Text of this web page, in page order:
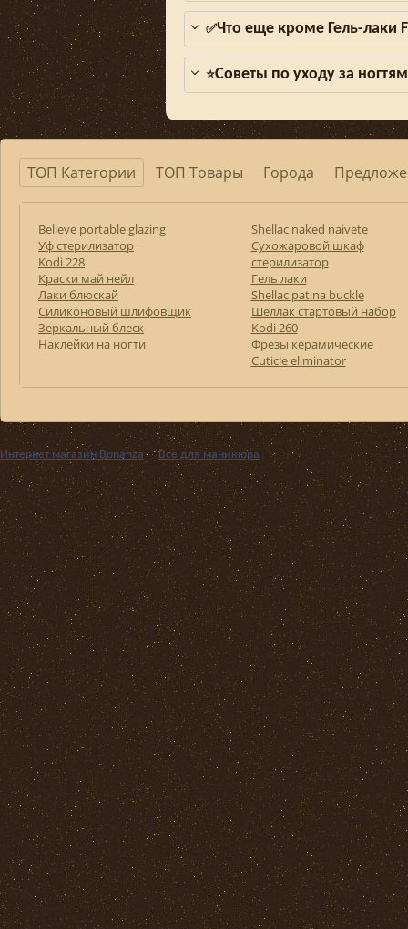
✅Что еще кроме Гель-лаки
⭐Советы по уходу за
ТОП Категории ТОП Товары Города
Believe portable glazing
Уф стерилизатор
Kodi 228
Краски май нейл
Лаки блюскай
Силиконовый шлифовщик
Зеркальный блеск
Наклейки на ногти
Shellac naked naivete
Сухожаровой шкаф
стерилизатор
Гель лаки
Shellac patina buckle
Шеллак стартовый набор
Kodi 260
Фрезы керамические
Cuticle eliminator
Интернет магазин Bonanza ››Все для маникюра